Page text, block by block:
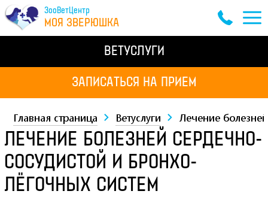
ЗооВетЦентр
МОЯ ЗВЕРЮШКА
ВЕТУСЛУГИ
ЗАПИСАТЬСЯ НА ПРИЕМ
Главная страница Ветуслуги Лечение
ЛЕЧЕНИЕ БОЛЕЗНЕЙ СЕРДЕЧНО-
СОСУДИСТОЙ И БРОНХО-
ЛЁГОЧНЫХ СИСТЕМ